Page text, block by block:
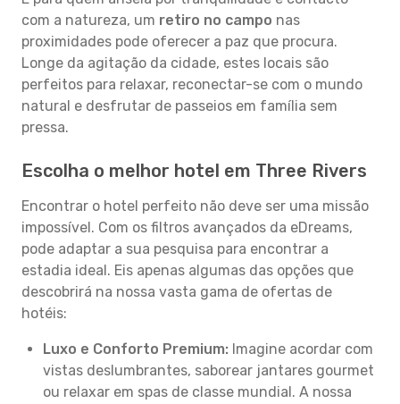
com a natureza, um retiro no campo nas
proximidades pode oferecer a paz que procura.
Longe da agitação da cidade, estes locais são
perfeitos para relaxar, reconectar-se com o mundo
natural e desfrutar de passeios em família sem
pressa.
Escolha o melhor hotel em Three Rivers
Encontrar o hotel perfeito não deve ser uma missão
impossível. Com os filtros avançados da eDreams,
pode adaptar a sua pesquisa para encontrar a
estadia ideal. Eis apenas algumas das opções que
descobrirá na nossa vasta gama de ofertas de
hotéis:
Luxo e Conforto Premium: Imagine acordar com
vistas deslumbrantes, saborear jantares gourmet
ou relaxar em spas de classe mundial. A nossa